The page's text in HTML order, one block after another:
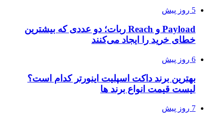
5 روز پیش
Payload و Reach ربات؛ دو عددی که بیشترین
خطای خرید را ایجاد می‌کنند
6 روز پیش
بهترین برند داکت اسپلیت اینورتر کدام است؟
لیست قیمت انواع برند ها
7 روز پیش